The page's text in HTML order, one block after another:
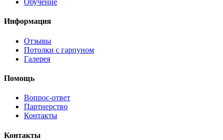
Обучение
Информация
Отзывы
Потолки с гарпуном
Галерея
Помощь
Вопрос-ответ
Партнерство
Контакты
Контакты